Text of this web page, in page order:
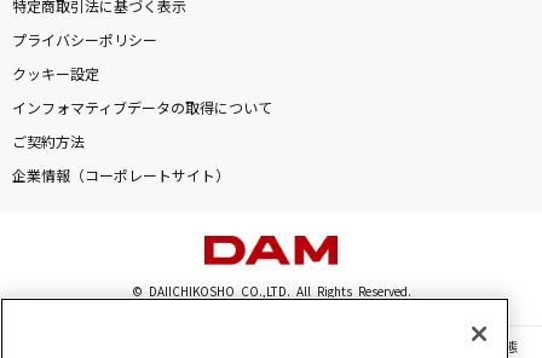
特定商取引法に基づく表示
プライバシーポリシー
クッキー設定
インフォマティブデータの取得について
ご契約方法
企業情報（コーポレートサイト）
© DAIICHIKOSHO CO.,LTD. All Rights Reserved.
このサイトに掲載されている一切の文章・画像・写真・動画・音声等を、手段や形態